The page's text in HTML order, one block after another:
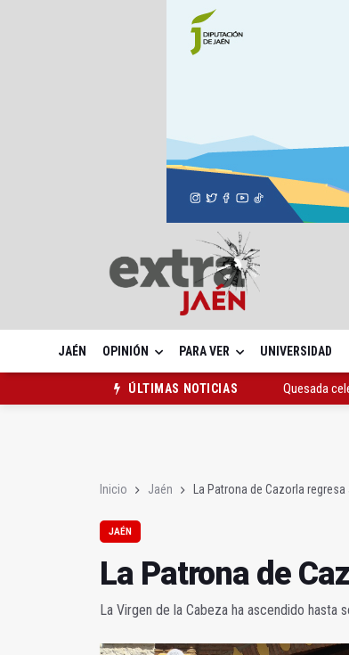
JAÉN OPINIÓN PARA VER UNIVERSIDAD
ÚLTIMAS NOTICIAS
La Junta
Inicio Jaén La Patrona de Cazorla
JAÉN
La Patrona de
La Virgen de la Cabeza ha ascendido hasta